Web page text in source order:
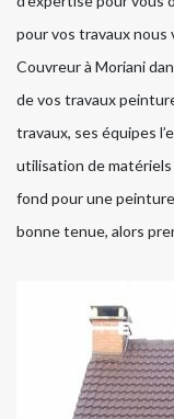
pour vos travaux nous
Couvreur à Moriani
de vos travaux
travaux, ses équipes
utilisation de
fond pour une
bonne tenue, alors